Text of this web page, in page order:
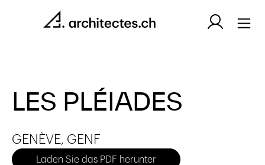
LES PLÉIADES
GENÈVE, GENF
Laden Sie das PDF herunter